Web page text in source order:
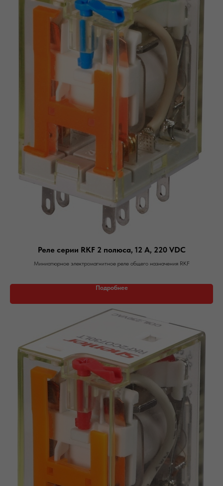
Реле серии RKF 2 полюса, 12 А, 220 VDC
Миниатюрное электромагнитное реле общего назначения RKF
Подробнее